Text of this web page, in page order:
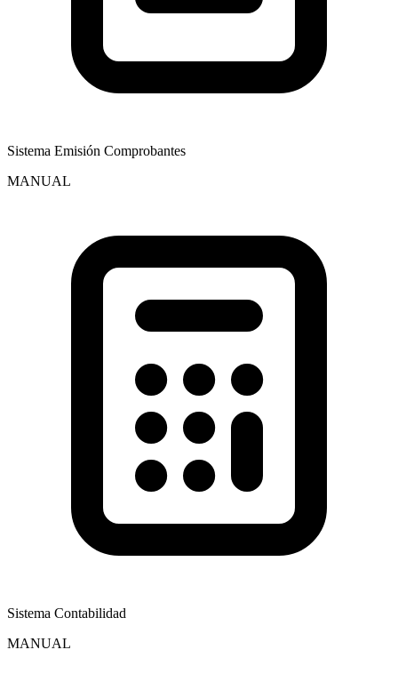
Sistema Emisión Comprobantes
MANUAL
Sistema Contabilidad
MANUAL